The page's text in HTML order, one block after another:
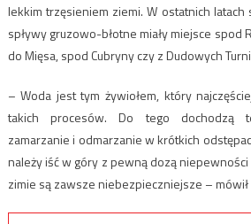
lekkim trzęsieniem ziemi. W ostatnich
spływy gruzowo-błotne miały miejsce spod
do Mięsa, spod Cubryny czy z Dudowych
– Woda jest tym żywiołem, który
takich procesów. Do tego dochodzą
zamarzanie i odmarzanie w krótkich
należy iść w góry z pewną dozą
zimie są zawsze niebezpieczniejsze – mówił